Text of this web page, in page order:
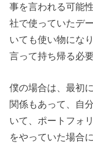
事を言われる可能
社で使っていたデ
いても使い物にな
言って持ち帰る必
僕の場合は、最初
関係もあって、自
いて、ポートフォ
をやっていた場合